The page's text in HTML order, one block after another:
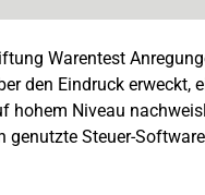
Warentest
den Eindruck erweckt,
Niveau
Steuer-